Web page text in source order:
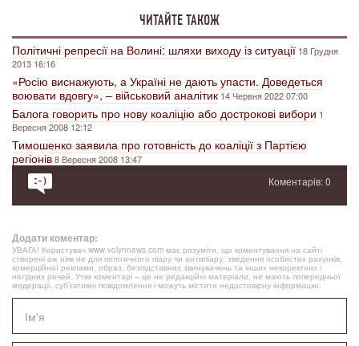
ЧИТАЙТЕ ТАКОЖ
Політичні репресії на Волині: шляхи виходу із ситуації 18 Грудня
2013 16:16
«Росію виснажують, а Україні не дають упасти. Доведеться
воювати вдовгу», – військовий аналітик 14 Червня 2022 07:00
Балога говорить про нову коаліцію або дострокові вибори 1
Вересня 2008 12:12
Тимошенко заявила про готовність до коаліції з Партією
регіонів8 Вересня 2008 13:47
Коментарів: 0
Додати коментар:
УВАГА! Користувач www.volynnews.com має розуміти, що коментування на сайті
створені аж ніяк не для політичного піару чи антипіару, зведення особистих рахунків,
комерційної реклами, образ, безпідставних звинувачень та інших некоректних і
негідних речей. Утім коментарі – це не редакційні матеріали, не мають попередньої
модерації, суб’єктивні повідомлення і можуть містити недостовірну інформацію.